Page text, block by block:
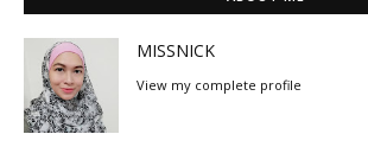
MISSNICK
View my complete profile